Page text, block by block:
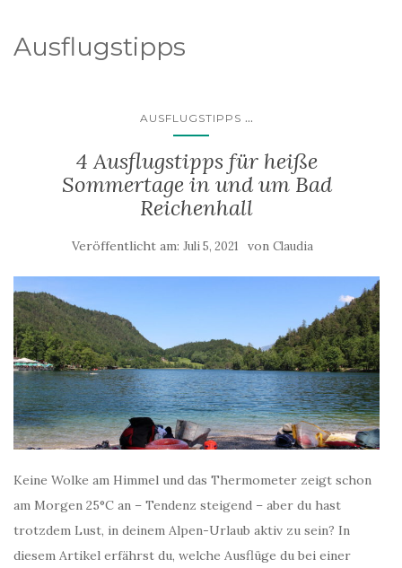
Ausflugstipps
AUSFLUGSTIPPS ...
4 Ausflugstipps für heiße
Sommertage in und um Bad
Reichenhall
Veröffentlicht am: Juli 5, 2021 von Claudia
Keine Wolke am Himmel und das Thermometer zeigt schon
am Morgen 25°C an – Tendenz steigend – aber du hast
trotzdem Lust, in deinem Alpen-Urlaub aktiv zu sein? In
diesem Artikel erfährst du, welche Ausflüge du bei einer